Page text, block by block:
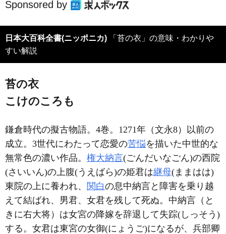
Sponsored by
日本大百科全書(ニッポニカ)
すい解説
苔の衣
こけのころも
鎌倉時代の擬古物語。4巻。1271年（文永8）以前の
成立。3世代にわたって恋愛の苦悩を描いた中世的な
無常色の濃い作品。 権大納言(ごんだいなごん)の西院
(さいいん)の上腹(うえばら)の姫君は継母(ままはは)
東院の上に養われ、 関白の息中納言と障害を乗り越
えて結ばれ、男君、女君を残して死ぬ。中納言（と
きに右大将）は女宮の降嫁を辞退して失踪(しっそう)
する。女君は東宮の女御(にょうご)になるが、兵部卿